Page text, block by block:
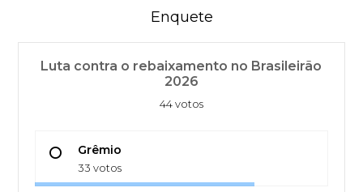
Enquete
Luta contra o rebaixamento no Brasileirão
2026
44 votos
Grêmio
33 votos